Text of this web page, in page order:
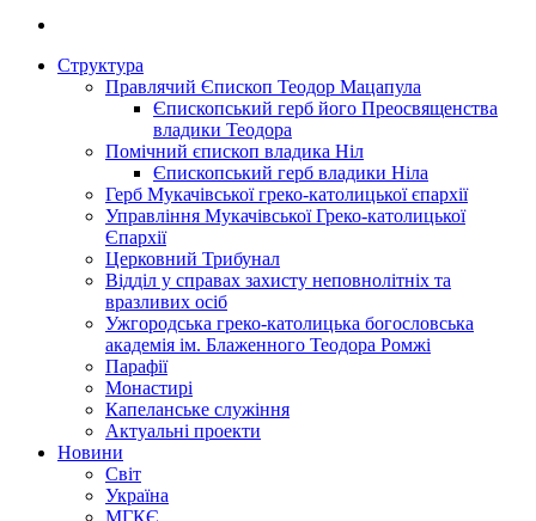
Структура
Правлячий Єпископ Теодор Мацапула
Єпископський герб його Преосвященства
владики Теодора
Помічний єпископ владика Ніл
Єпископський герб владики Ніла
Герб Мукачівської греко-католицької єпархії
Управління Мукачівської Греко-католицької
Єпархії
Церковний Трибунал
Відділ у справах захисту неповнолітніх та
вразливих осіб
Ужгородська греко-католицька богословська
академія ім. Блаженного Теодора Ромжі
Парафії
Монастирі
Капеланське служіння
Актуальні проекти
Новини
Світ
Україна
МГКЄ